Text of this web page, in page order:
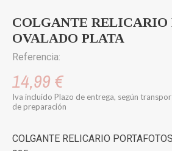
COLGANTE RELICARIO
OVALADO PLATA
Referencia:
14,99 €
Iva incluido Plazo de entrega, según
de preparación
COLGANTE RELICARIO